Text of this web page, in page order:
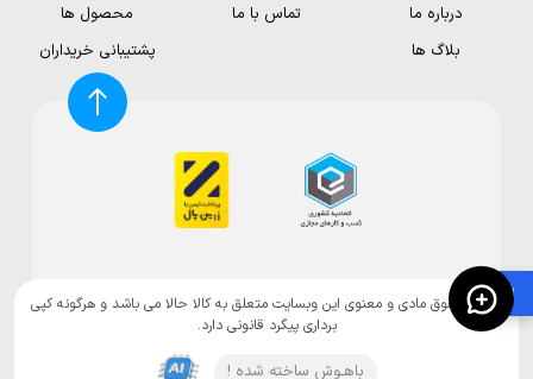
🛍️
درباره ما تماس با ما
محصول ها
بلاگ ها
پشتیبانی خریداران
تمامی حقوق مادی و معنوی این وبسایت متعلق به کالا حالا می باشد و هرگونه کپی
برداری پیگرد قانونی دارد.
باهـوش ساخته شده !